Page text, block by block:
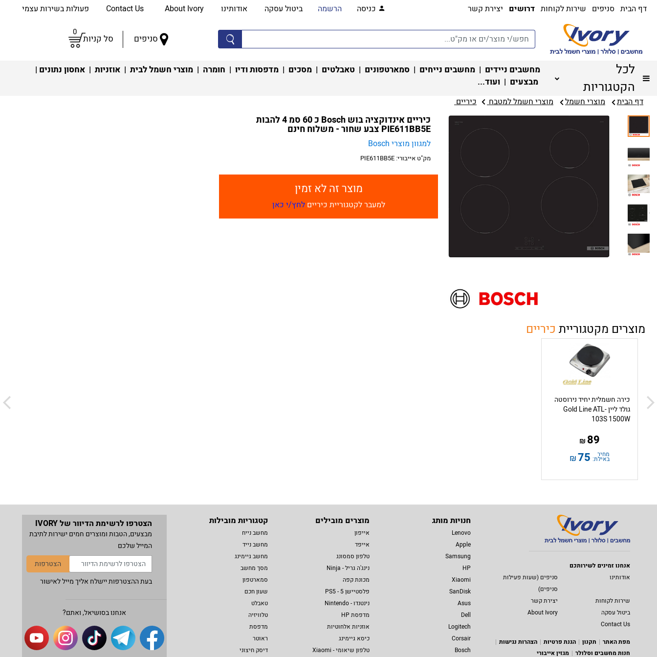
דף הבית סניפים שירות לקוחות דרושים יצירת קשר כניסה הרשמה ביטול עסקה אודותינו About Ivory פעולות בשירות עצמי
סניפים סל קניות
0
לכל
הקטגוריות
מחשבים ניידים | מחשבים נייחים | סמארטפונים | טאבלטים | מסכים | מדפסות ודיו | חומרה | מוצרי חשמל לבית | אוזניות | אחסון נתונים |
מבצעים | ועוד...
דף הבית מוצרי חשמל מוצרי חשמל למטבח ‏ כיריים ‏
כיריים אינדוקציה בוש Bosch כ 60 סמ 4 להבות
PIE611BB5E צבע שחור - משלוח חינם
למגוון מוצרי Bosch
מק"ט אייבורי: PIE611BB5E
מוצר זה לא זמין
למעבר לקטגוריית כירייםלחץ/י כאן
מוצרים מקטגוריית כיריים
כירה חשמלית יחיד נירוסטה
גולד ליין Gold Line ATL-
103S 1500W
89
₪
מחיר
באילת: 75
₪
אנחנו זמינים לשירותכם
אודותינו
סניפים (שעות פעילות
סניפים)
שירות לקוחות
יצירת קשר
ביטול עסקה
About Ivory
Contact Us
מפת האתר
תקנון הגנת פרטיות
הצהרות נגישות
חנות מחשבים וסלולר
מגזין אייבורי
חנויות מותג
Lenovo
Apple
Samsung
HP
Xiaomi
SanDisk
Asus
Dell
Logitech
Corsair
Bosch
מוצרים מובילים
אייפון
אייפד
טלפון סמסונג
נינג'ה גריל - Ninja
מכונת קפה
פלסטיישן 5 - PS5
נינטנדו - Nintendo
מדפסת HP
אוזניות אלחוטיות
כיסא גיימינג
טלפון שיאומי - Xiaomi
קטגוריות מובילות
מחשב נייח
מחשב נייד
מחשב גיימינג
מסך מחשב
סמארטפון
שעון חכם
טאבלט
טלוויזיה
מדפסת
ראוטר
דיסק חיצוני
הצטרפו לרשימת הדיוור של IVORY
מבצעים, הטבות ומוצרים חמים ישירות לתיבת
המייל שלכם
הצטרפות
בעת ההצטרפות יישלח אליך מייל לאישור
אנחנו בסושיאל, ואתם?